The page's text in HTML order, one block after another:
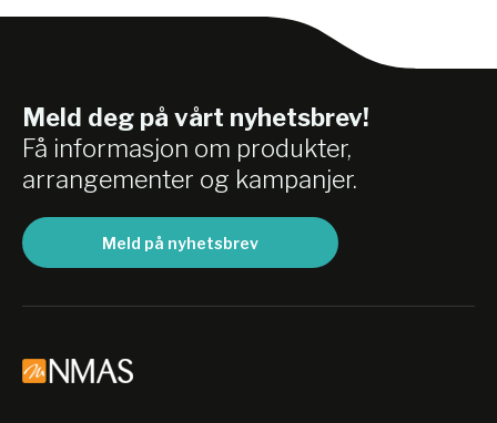
Meld deg på vårt nyhetsbrev!
Få informasjon om produkter,
arrangementer og kampanjer.
Meld på nyhetsbrev